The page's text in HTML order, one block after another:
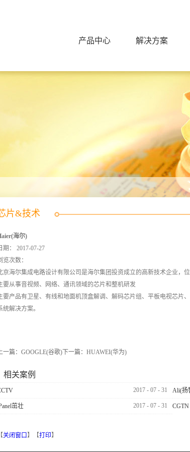
产品中心 解决方案
片&技术
海尔)
期：
2017-07-27
览次数：
京海尔集成电路设计有限公司是海尔集团投资成立的高新技术企业，
要从事音视频、网络、通讯领域的芯片和整机研发
要产品有卫星、有线和地面机顶盒解调、解码芯片组、平板电视芯片
统解决方案。
一篇：GOOGLE(谷歌) 下一篇：HUAWEI(华为)
相关案例
2017 -07 -31 Ali(扬
茁壮 2017 -07 -31 CGTN
关闭窗口 】【打印】